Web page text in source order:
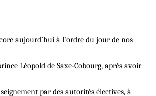
aujourd’hui à l'ordre du jour de nos
Léopold de Saxe-Cobourg, après avoir
par des autorités électives, à